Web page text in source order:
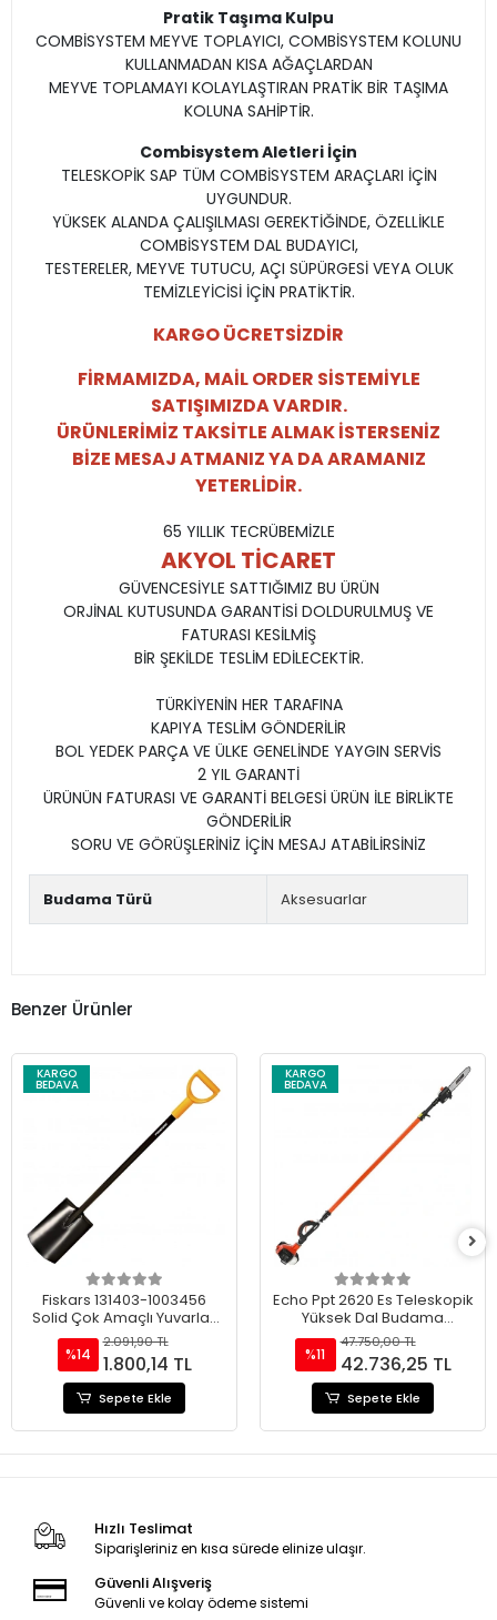
Pratik Taşıma Kulpu
COMBİSYSTEM MEYVE TOPLAYICI, COMBİSYSTEM KOLUNU
KULLANMADAN KISA AĞAÇLARDAN
MEYVE TOPLAMAYI KOLAYLAŞTIRAN PRATİK BİR TAŞIMA
KOLUNA SAHİPTİR.
Combisystem Aletleri İçin
TELESKOPİK SAP TÜM COMBİSYSTEM ARAÇLARI İÇİN
UYGUNDUR.
YÜKSEK ALANDA ÇALIŞILMASI GEREKTİĞİNDE, ÖZELLİKLE
COMBİSYSTEM DAL BUDAYICI,
TESTERELER, MEYVE TUTUCU, AÇI SÜPÜRGESİ VEYA OLUK
TEMİZLEYİCİSİ İÇİN PRATİKTİR.
KARGO ÜCRETSİZDİR
FİRMAMIZDA, MAİL ORDER SİSTEMİYLE
SATIŞIMIZDA VARDIR.
ÜRÜNLERİMİZ TAKSİTLE ALMAK İSTERSENİZ
BİZE MESAJ ATMANIZ YA DA ARAMANIZ
YETERLİDİR.
65 YILLIK TECRÜBEMİZLE
AKYOL TİCARET
GÜVENCESİYLE SATTIĞIMIZ BU ÜRÜN
ORJİNAL KUTUSUNDA GARANTİSİ DOLDURULMUŞ VE
FATURASI KESİLMİŞ
BİR ŞEKİLDE TESLİM EDİLECEKTİR.
TÜRKİYENİN HER TARAFINA
KAPIYA TESLİM GÖNDERİLİR
BOL YEDEK PARÇA VE ÜLKE GENELİNDE YAYGIN SERVİS
2 YIL GARANTİ
ÜRÜNÜN FATURASI VE GARANTİ BELGESİ ÜRÜN İLE BİRLİKTE
GÖNDERİLİR
SORU VE GÖRÜŞLERİNİZ İÇİN MESAJ ATABİLİRSİNİZ
Budama Türü Aksesuarlar
Benzer Ürünler
KARGO
BEDAVA
Fiskars 131403-1003456
Solid Çok Amaçlı Yuvarlak
Uçlu Bahçe Küreği
%14
2.091,90 TL
1.800,14 TL
Sepete Ekle
KARGO
BEDAVA
Echo Ppt 2620 Es Teleskopik
Yüksek Dal Budama
Testeresi
%11
47.750,00 TL
42.736,25 TL
Sepete Ekle
Hızlı Teslimat
Siparişleriniz en kısa sürede elinize ulaşır.
Güvenli Alışveriş
Güvenli ve kolay ödeme sistemi